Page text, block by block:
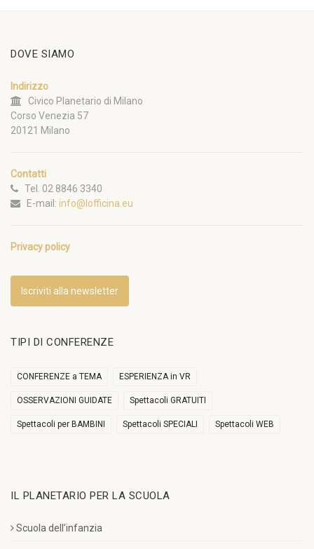
DOVE SIAMO
Indirizzo
Civico Planetario di Milano
Corso Venezia 57
20121 Milano
Contatti
Tel. 02 8846 3340
E-mail: info@lofficina.eu
Privacy policy
Iscriviti alla newsletter
TIPI DI CONFERENZE
CONFERENZE a TEMA ESPERIENZA in VR
OSSERVAZIONI GUIDATE Spettacoli GRATUITI
Spettacoli per BAMBINI Spettacoli SPECIALI Spettacoli WEB
IL PLANETARIO PER LA SCUOLA
Scuola dell’infanzia